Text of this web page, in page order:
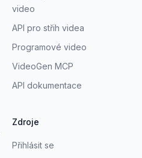
video
API pro střih videa
Programové video
VideoGen MCP
API dokumentace
Zdroje
Přihlásit se